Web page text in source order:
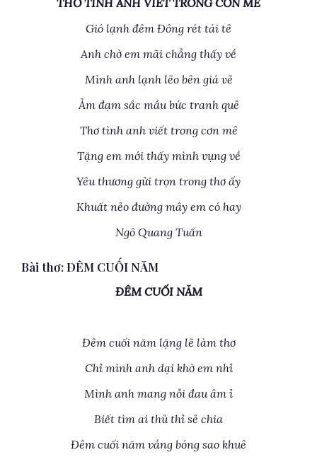
THƠ TÌNH ANH VIẾT TRONG CƠN MÊ
Gió lạnh đêm Đông rét tái tê
Anh chờ em mãi chẳng thấy về
Mình anh lạnh lẽo bên giá vẽ
Ảm đạm sắc mầu bức tranh quê
Thơ tình anh viết trong cơn mê
Tặng em mới thấy mình vụng về
Yêu thương gửi trọn trong thơ ấy
Khuất nẻo đường mây em có hay
Ngô Quang Tuấn
Bài thơ: ĐÊM CUỐI NĂM
ĐÊM CUỐI NĂM
Đêm cuối năm lặng lẽ làm thơ
Chỉ mình anh dại khờ em nhỉ
Mình anh mang nỗi đau âm ỉ
Biết tìm ai thủ thỉ sẻ chia
Đêm cuối năm vắng bóng sao khuê